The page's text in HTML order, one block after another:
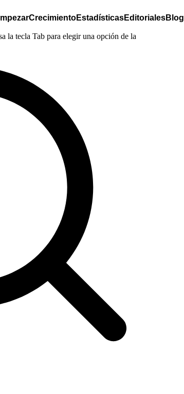
CrecimientoEstadísticasEditorialesBlog
la tecla Tab para elegir una opción de la